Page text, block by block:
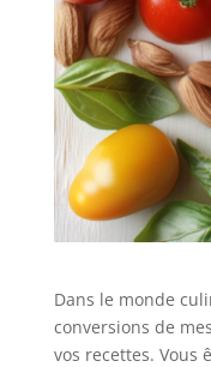
Dans le monde
conversions de
vos recettes. Vous